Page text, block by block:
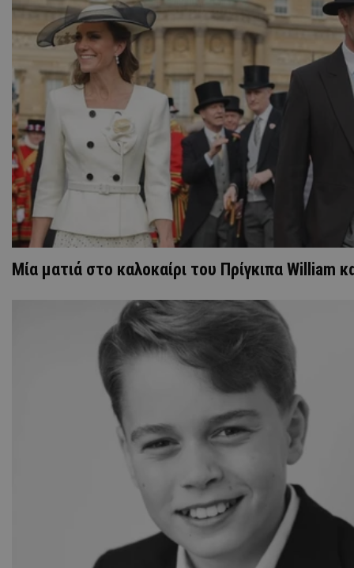
Μία ματιά στο καλοκαίρι του Πρίγκιπα William